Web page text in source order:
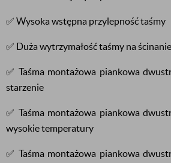
✅ Wysoka wstępna przylepność taśmy
✅ Duża wytrzymałość taśmy na ścinanie
✅ Taśma montażowa piankowa
starzenie
✅ Taśma montażowa piankowa
wysokie temperatury
✅ Taśma montażowa piankowa